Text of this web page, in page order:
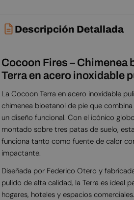
Descripción Detallada
Cocoon Fires – Chimenea
Terra en acero inoxidable
La Cocoon Terra en acero inoxidable
chimenea bioetanol de pie que
un diseño funcional. Con el icónico
montado sobre tres patas de suelo,
funciona tanto como fuente de calor
impactante.
Diseñada por Federico Otero y
pulido de alta calidad, la Terra es ideal
hogares, hoteles y espacios